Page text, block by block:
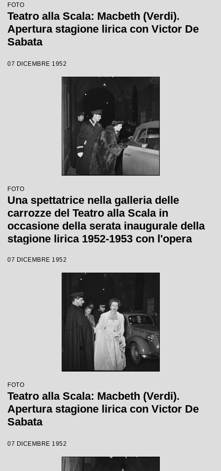
FOTO
Teatro alla Scala: Macbeth (Verdi).
Apertura stagione lirica con Victor De
Sabata
07 DICEMBRE 1952
FOTO
Una spettatrice nella galleria delle
carrozze del Teatro alla Scala in
occasione della serata inaugurale della
stagione lirica 1952-1953 con l'opera
Victor de Sabata, con la regia di Carl
07 DICEMBRE 1952
FOTO
Teatro alla Scala: Macbeth (Verdi).
Apertura stagione lirica con Victor De
Sabata
07 DICEMBRE 1952